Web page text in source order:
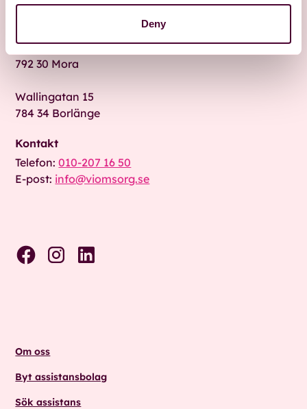
Deny
Fridhemsgatan 9 A
792 30 Mora
Wallingatan 15
784 34 Borlänge
Kontakt
Telefon:010-207 16 50
E-post: info@viomsorg.se
Om oss
Byt assistansbolag
Sök assistans